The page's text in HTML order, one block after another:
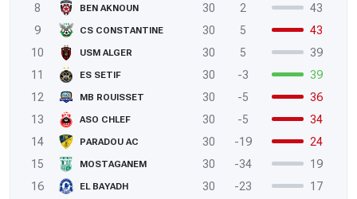
8
BEN AKNOUN 30 2
43
9
CS CONSTANTINE 30 5
43
10
USM ALGER 30 5
39
11
ES SETIF 30 -3
39
12
MB ROUISSET 30 -5
36
13
ASO CHLEF 30 -5
34
14
PARADOU AC 30 -19
24
15
MOSTAGANEM 30 -34
19
16
EL BAYADH 30 -23 17